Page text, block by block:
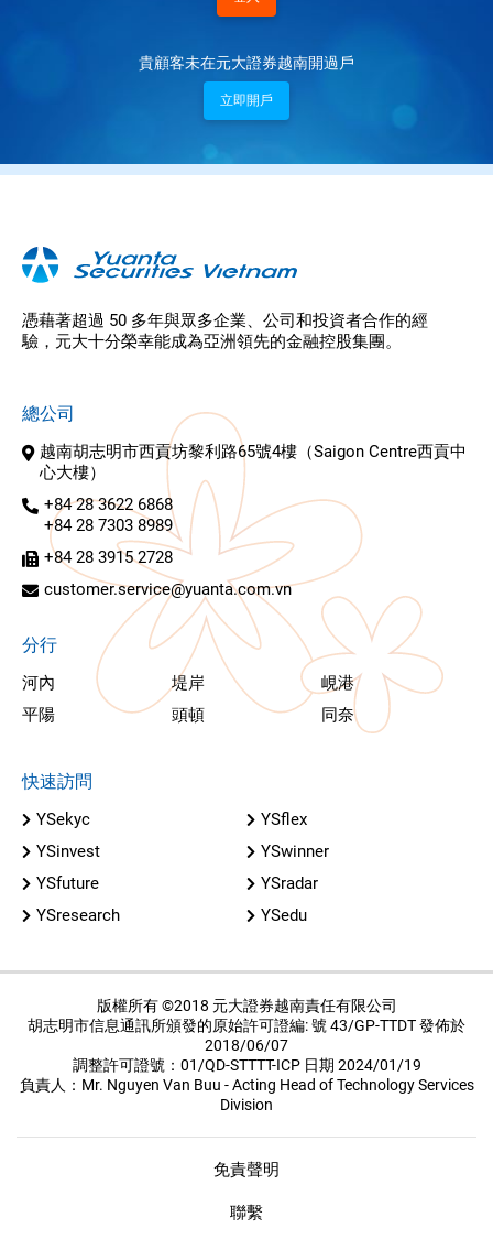
貴顧客未在元大證券越南開過戶
立即開戶
憑藉著超過 50 多年與眾多企業、公司和投資者合作的經
驗，元大十分榮幸能成為亞洲領先的金融控股集團。
總公司
越南胡志明市西貢坊黎利路65號4樓（Saigon Centre西貢中
心大樓）
+84 28 3622 6868
+84 28 7303 8989
+84 28 3915 2728
customer.service@yuanta.com.vn
分行
河內 堤岸
峴港
平陽
頭頓 同奈
快速訪問
YSekyc
YSflex
YSinvest
YSwinner
YSfuture
YSradar
YSresearch
YSedu
版權所有 ©2018 元大證券越南責任有限公司
胡志明市信息通訊所頒發的原始許可證編: 號 43/GP-TTDT 發佈於
2018/06/07
調整許可證號：01/QD-STTTT-ICP 日期 2024/01/19
負責人：Mr. Nguyen Van Buu - Acting Head of Technology Services
Division
免責聲明
聯繫